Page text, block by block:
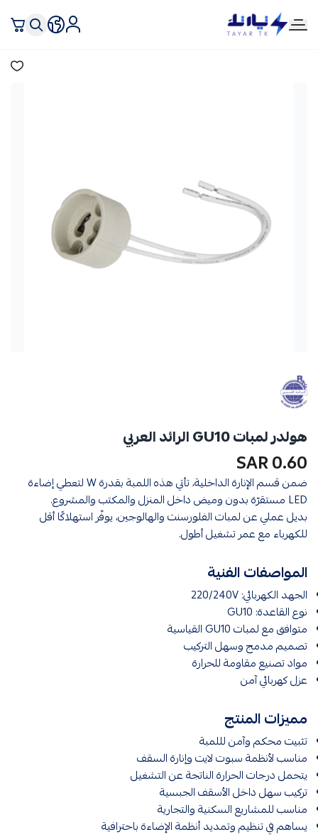
تيار تك إنارة وكهرباء
هولدر لمبات GU10 الرائد العربي
0.60 SAR
ضمن قسم الإنارة الداخلية، تأتي هذه اللمبة بقدرة W لتعطي إضاءة
LED مستقرّة بدون وميض داخل المنزل والمكتب والمشروع.
بديل عملي عن لمبات الفلورسنت والهالوجين، يوفّر استهلاكًا أقل
للكهرباء مع عمر تشغيل أطول.
المواصفات الفنية
الجهد الكهربائي: 220/240V
نوع القاعدة: GU10
متوافق مع لمبات GU10 القياسية
تصميم مدمج وسهل التركيب
مواد تصنيع مقاومة للحرارة
عزل كهربائي آمن
مميزات المنتج
تثبيت محكم وآمن لللمبة
مناسب لأنظمة سبوت لايت وإنارة السقف
يتحمل درجات الحرارة الناتجة عن التشغيل
تركيب سهل داخل الأسقف الجبسية
مناسب للمشاريع السكنية والتجارية
يساهم في تنظيم وتمديد أنظمة الإضاءة باحترافية